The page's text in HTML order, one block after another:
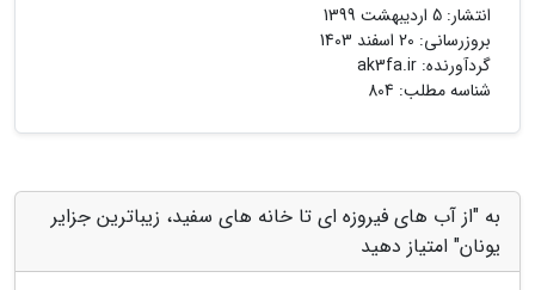
انتشار: 5 اردیبهشت 1399
بروزرسانی: 20 اسفند 1403
گردآورنده: ak3fa.ir
شناسه مطلب: 804
به "از آب های فیروزه ای تا خانه های سفید، زیباترین جزایر
یونان" امتیاز دهید